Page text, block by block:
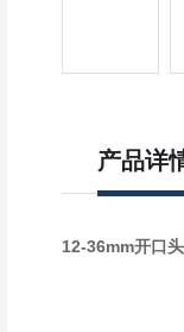
产品详
12-36mm开口